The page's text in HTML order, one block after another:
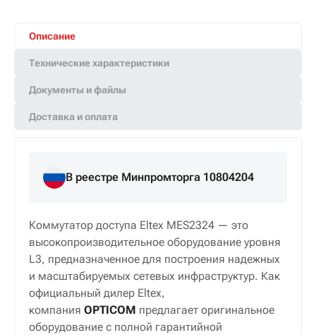
Описание
Технические характеристики
Документы и файлы
Доставка и оплата
В реестре Минпромторга 10804204
Коммутатор доступа Eltex MES2324 — это
высокопроизводительное оборудование уровня
L3, предназначенное для построения надежных
и масштабируемых сетевых инфраструктур. Как
официальный дилер Eltex,
компания OPTICOM предлагает оригинальное
оборудование с полной гарантийной